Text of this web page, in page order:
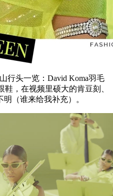
行头一览：David Koma羽毛
鞋，在视频里硕大的肯豆刻、
（谁来给我补充）。